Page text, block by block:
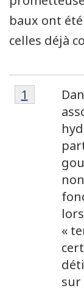
baux ont
celles déjà
Note
Note
de
«
sur
Retour à
1